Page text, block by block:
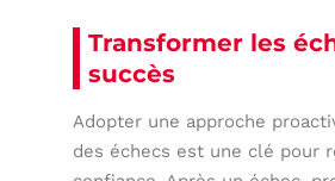
Transformer les
succès
Adopter une approche
des échecs est une clé pour